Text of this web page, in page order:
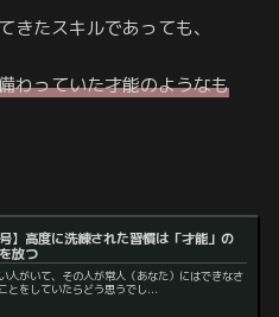
きたスキルであっても、
わっていた才能のようなも
号】高度に洗練された習慣は「才能」の
放つ
人がいて、その人が常人（あなた）にはできなさ
とをしていたらどう思うでし...